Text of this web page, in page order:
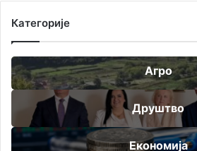
Категорије
Агро
Друштво
Економија